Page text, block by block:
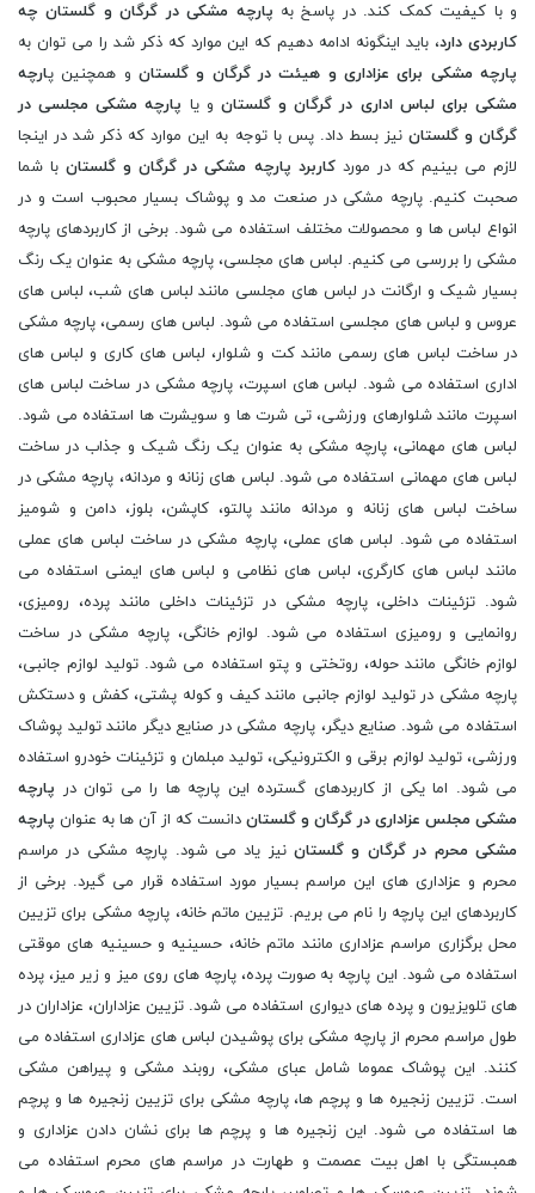
و با کیفیت کمک کند. در پاسخ به پارچه مشکی در گرگان و گلستان چه
کاربردی دارد، باید اینگونه ادامه دهیم که این موارد که ذکر شد را می توان به
پارچه مشکی برای عزاداری و هیئت در گرگان و گلستان و همچنین پارچه
مشکی برای لباس اداری در گرگان و گلستان و یا پارچه مشکی مجلسی در
گرگان و گلستاننیز بسط داد. پس با توجه به این موارد که ذکر شد در اینجا
لازم می بینیم که در موردکاربرد پارچه مشکی در گرگان و گلستان با شما
صحبت کنیم. پارچه مشکی در صنعت مد و پوشاک بسیار محبوب است و در
انواع لباس ها و محصولات مختلف استفاده می شود. برخی از کاربردهای پارچه
مشکی را بررسی می کنیم. لباس های مجلسی، پارچه مشکی به عنوان یک رنگ
بسیار شیک و ارگانت در لباس های مجلسی مانند لباس های شب، لباس های
عروس و لباس های مجلسی استفاده می شود. لباس های رسمی، پارچه مشکی
در ساخت لباس های رسمی مانند کت و شلوار، لباس های کاری و لباس های
اداری استفاده می شود. لباس های اسپرت، پارچه مشکی در ساخت لباس های
اسپرت مانند شلوارهای ورزشی، تی شرت ها و سویشرت ها استفاده می شود.
لباس های مهمانی، پارچه مشکی به عنوان یک رنگ شیک و جذاب در ساخت
لباس های مهمانی استفاده می شود. لباس های زنانه و مردانه، پارچه مشکی در
ساخت لباس های زنانه و مردانه مانند پالتو، کاپشن، بلوز، دامن و شومیز
استفاده می شود. لباس های عملی، پارچه مشکی در ساخت لباس های عملی
مانند لباس های کارگری، لباس های نظامی و لباس های ایمنی استفاده می
شود. تزئینات داخلی، پارچه مشکی در تزئینات داخلی مانند پرده، رومیزی،
روانمایی و رومیزی استفاده می شود. لوازم خانگی، پارچه مشکی در ساخت
لوازم خانگی مانند حوله، روتختی و پتو استفاده می شود. تولید لوازم جانبی،
پارچه مشکی در تولید لوازم جانبی مانند کیف و کوله پشتی، کفش و دستکش
استفاده می شود. صنایع دیگر، پارچه مشکی در صنایع دیگر مانند تولید پوشاک
ورزشی، تولید لوازم برقی و الکترونیکی، تولید مبلمان و تزئینات خودرو استفاده
می شود. اما یکی از کاربردهای گسترده این پارچه ها را می توان در پارچه
مشکی مجلس عزاداری در گرگان و گلستان دانست که از آن ها به عنوان پارچه
مشکی محرم در گرگان و گلستاننیز یاد می شود. پارچه مشکی در مراسم
محرم و عزاداری های این مراسم بسیار مورد استفاده قرار می گیرد. برخی از
کاربردهای این پارچه را نام می بریم. تزیین ماتم خانه، پارچه مشکی برای تزیین
محل برگزاری مراسم عزاداری مانند ماتم خانه، حسینیه و حسینیه های موقتی
استفاده می شود. این پارچه به صورت پرده، پارچه های روی میز و زیر میز، پرده
های تلویزیون و پرده های دیواری استفاده می شود. تزیین عزاداران، عزاداران در
طول مراسم محرم از پارچه مشکی برای پوشیدن لباس های عزاداری استفاده می
کنند. این پوشاک عموما شامل عبای مشکی، روبند مشکی و پیراهن مشکی
است. تزیین زنجیره ها و پرچم ها، پارچه مشکی برای تزیین زنجیره ها و پرچم
ها استفاده می شود. این زنجیره ها و پرچم ها برای نشان دادن عزاداری و
همبستگی با اهل بیت عصمت و طهارت در مراسم های محرم استفاده می